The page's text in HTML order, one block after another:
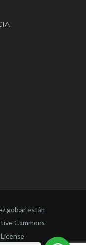
están
Commons